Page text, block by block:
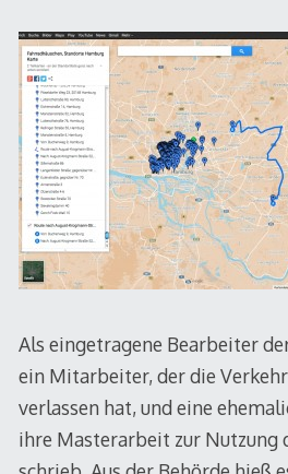
Als eingetragene Bearbeiter
ein Mitarbeiter, der die
verlassen hat, und eine
ihre Masterarbeit zur Nutzung